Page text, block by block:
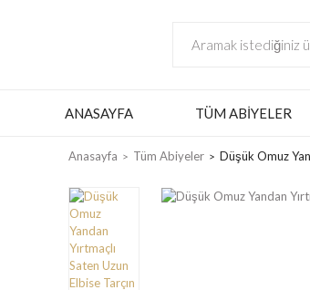
ANASAYFA TÜM ABIYELER
Anasayfa Tüm Abiyeler Düşük Omuz